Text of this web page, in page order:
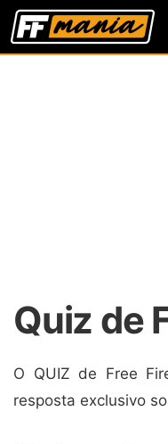
Quiz de
O QUIZ de Free
resposta exclusivo